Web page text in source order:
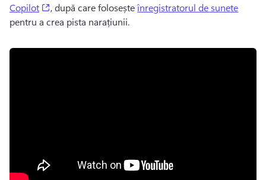
Copilot
(opens in a new tab)
, după care folosește înregistratorul de sunete
pentru a crea pista narațiunii.